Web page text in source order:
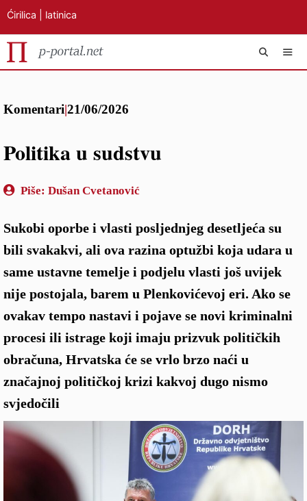
Ćirilica latinica
Komentari|21/06/2026
Politika u sudstvu
Piše: Dušan Cvetanović
Sukobi oporbe i vlasti posljednjeg desetljeća su
bili svakakvi, ali ova razina optužbi koja udara u
same ustavne temelje i podjelu vlasti još uvijek
nije postojala, barem u Plenkovićevoj eri. Ako se
ovakav tempo nastavi i pojave se novi kriminalni
procesi ili istrage koji imaju prizvuk političkih
obračuna, Hrvatska će se vrlo brzo naći u
značajnoj političkoj krizi kakvoj dugo nismo
svjedočili